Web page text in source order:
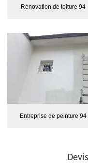
Rénovation de toiture 94
Entreprise de peinture 94